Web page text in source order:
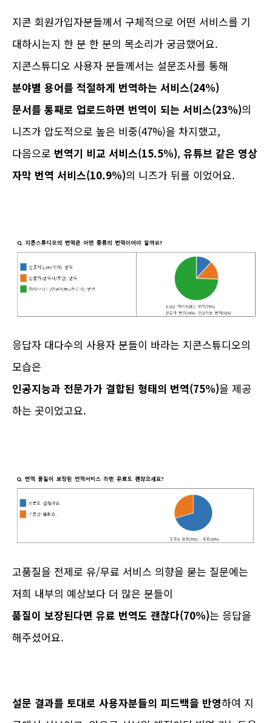
지콘 회원가입자분들께서 구체적으로 어떤 서비스를 기
대하시는지 한 분 한 분의 목소리가 궁금했어요.
지콘스튜디오 사용자 분들께서는 설문조사를 통해
분야별 용어를 적절하게 번역하는 서비스(24%)
문서를 통째로 업로드하면 번역이 되는 서비스(23%)의
니즈가 압도적으로 높은 비중(47%)을 차지했고,
다음으로 번역기 비교 서비스(15.5%), 유튜브 같은 영상
자막 번역 서비스(10.9%)의 니즈가 뒤를 이었어요.
응답자 대다수의 사용자 분들이 바라는 지콘스튜디오의
모습은
인공지능과 전문가가 결합된 형태의 번역(75%)을 제공
하는 곳이었고요.
고품질을 전제로 유/무료 서비스 의향을 묻는 질문에는
저희 내부의 예상보다 더 많은 분들이
품질이 보장된다면 유료 번역도 괜찮다(70%)는 응답을
해주셨어요.
설문 결과를 토대로 사용자분들의 피드백을 반영하여 지